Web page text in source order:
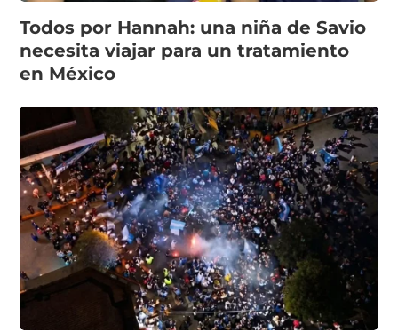
Todos por Hannah: una niña de Savio
necesita viajar para un tratamiento
en México